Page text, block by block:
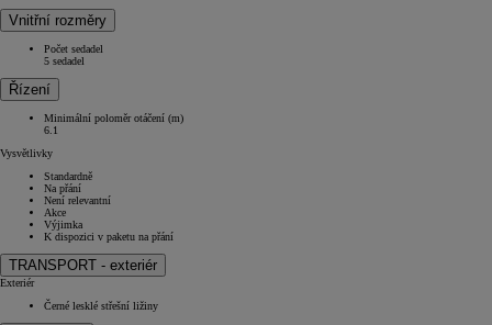
Vnitřní rozměry
Počet sedadel
5 sedadel
Řízení
Minimální poloměr otáčení (m)
6.1
Vysvětlivky
Standardně
Na přání
Není relevantní
Akce
Výjimka
K dispozici v paketu na přání
TRANSPORT - exteriér
Exteriér
Černé lesklé střešní ližiny